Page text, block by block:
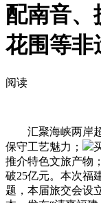
配南音、
花围等非
阅读
汇聚海峡两岸超
保守工艺魅力；
推介特色文旅产物
破25亿元。本次福
题，本届旅交会设